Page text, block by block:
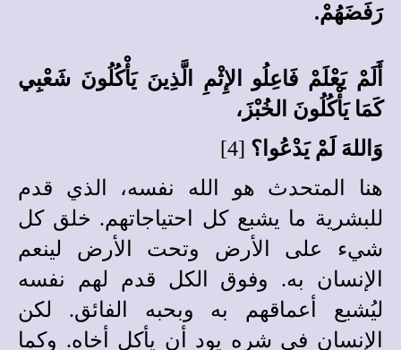
رَفَضَهُمْ.
أَلَمْ يَعْلَمْ فَاعِلُو الإِثْمِ الَّذِينَ يَأْكُلُونَ شَعْبِي
كَمَا يَأْكُلُونَ الخُبْزَ،
وَاللهَ لَمْ يَدْعُوا؟ [4]
هنا المتحدث هو الله نفسه، الذي قدم
للبشرية ما يشبع كل احتياجاتهم. خلق كل
شيء على الأرض وتحت الأرض لينعم
الإنسان به. وفوق الكل قدم لهم نفسه
ليُشبع أعماقهم به وبحبه الفائق. لكن
الإنسان في شره يود أن يأكل أخاه. وكما